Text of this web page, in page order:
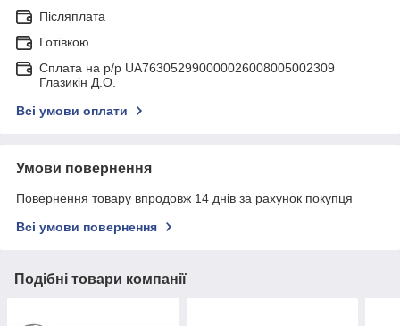
Післяплата
Готівкою
Сплата на р/р UA763052990000026008005002309
Глазикін Д.О.
Всі умови оплати
Умови повернення
Повернення товару впродовж 14 днів за рахунок покупця
Всі умови повернення
Подібні товари компанії